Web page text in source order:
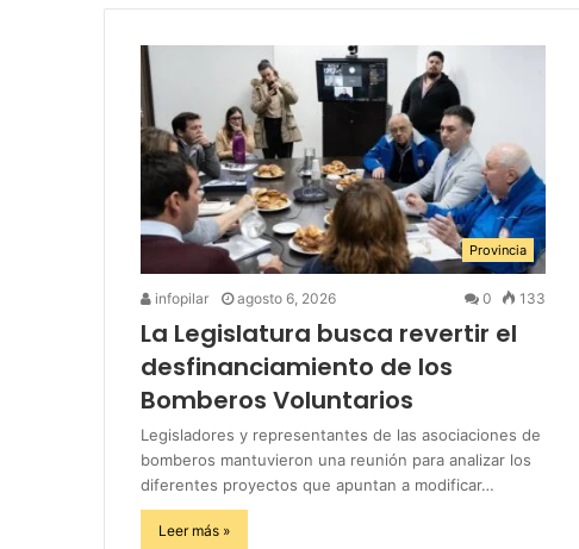
Provincia
infopilar agosto 6, 2026 0 133
La Legislatura busca revertir el
desfinanciamiento de los
Bomberos Voluntarios
Legisladores y representantes de las asociaciones de
bomberos mantuvieron una reunión para analizar los
diferentes proyectos que apuntan a modificar…
Leer más »